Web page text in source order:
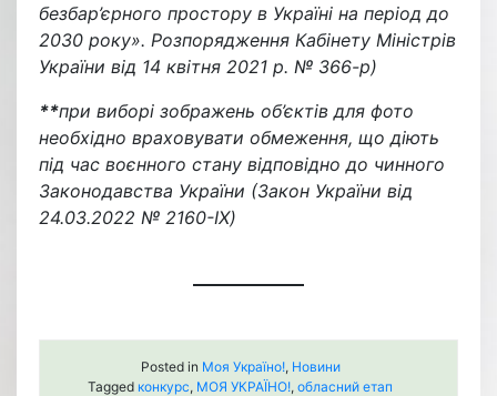
безбар’єрного простору в Україні на період до
2030 року». Розпорядження Кабінету Міністрів
України від 14 квітня 2021 р. № 366-р)
**при виборі зображень об’єктів для фото
необхідно враховувати обмеження, що діють
під час воєнного стану відповідно до чинного
Законодавства України (Закон України від
24.03.2022 № 2160-IX)
Posted in Моя Україно!, Новини
Tagged конкурс, МОЯ УКРАЇНО!, обласний етап